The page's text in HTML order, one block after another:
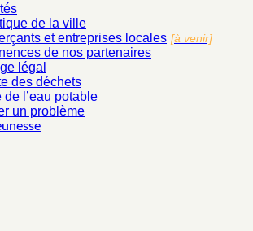
de la ville
et entreprises locales [à venir]
de nos partenaires
légal
des déchets
de l’eau potable
un problème